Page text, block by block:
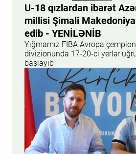
U-18 qızlardan ibarət
millisi Şimali
edib - YENİLƏNİB
Yığmamız FIBA Avropa
divizionunda 17-20-ci yerlər
başlayıb